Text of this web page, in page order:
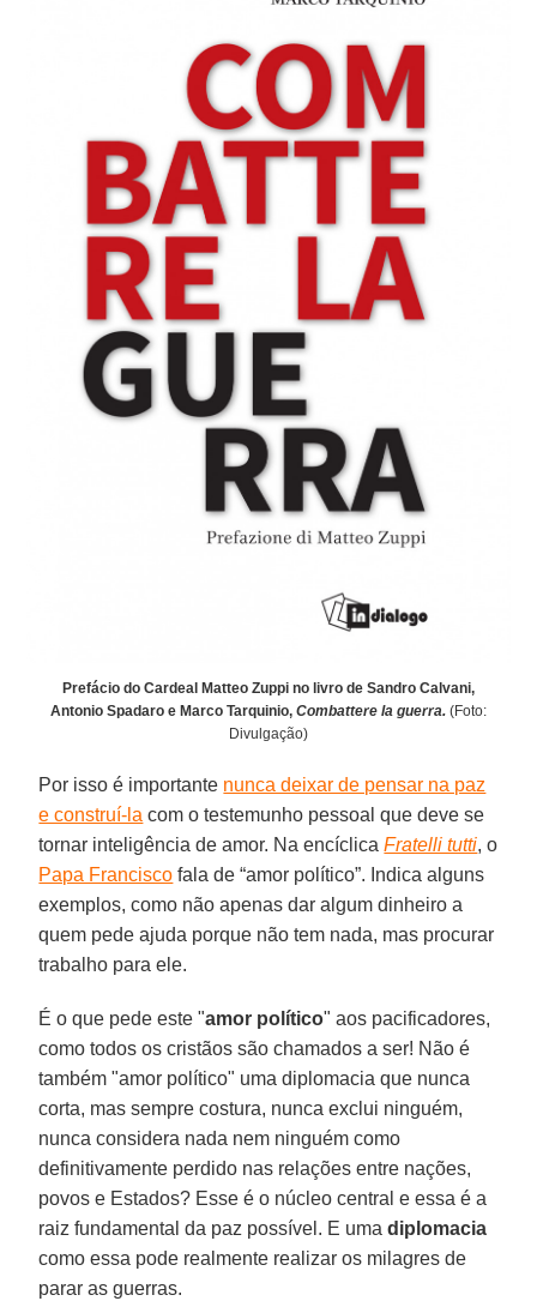
Prefácio do Cardeal Matteo Zuppi no livro de Sandro Calvani,
Antonio Spadaro e Marco Tarquinio, Combattere la guerra. (Foto:
Divulgação)
Por isso é importante nunca deixar de pensar na paz
e construí-la com o testemunho pessoal que deve se
tornar inteligência de amor. Na encíclicaFratelli tutti, o
Papa Francisco fala de “amor político”. Indica alguns
exemplos, como não apenas dar algum dinheiro a
quem pede ajuda porque não tem nada, mas procurar
trabalho para ele.
É o que pede este "amor político" aos pacificadores,
como todos os cristãos são chamados a ser! Não é
também "amor político" uma diplomacia que nunca
corta, mas sempre costura, nunca exclui ninguém,
nunca considera nada nem ninguém como
definitivamente perdido nas relações entre nações,
povos e Estados? Esse é o núcleo central e essa é a
raiz fundamental da paz possível. E umadiplomacia
como essa pode realmente realizar os milagres de
parar as guerras.